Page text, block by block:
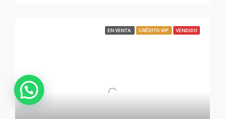
EN VENTA CRÉDITO VIP VENDIDO